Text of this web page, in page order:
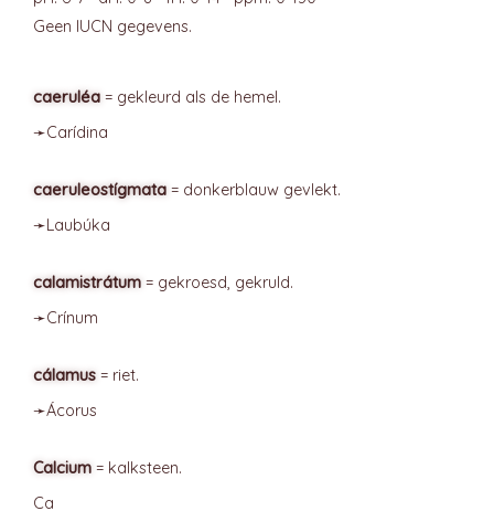
Geen IUCN gegevens.
caeruléa = gekleurd als de hemel.
➛Carídina
caeruleostígmata = donkerblauw gevlekt.
➛Laubúka
calamistrátum = gekroesd, gekruld.
➛Crínum
cálamus = riet.
➛Ácorus
Calcium = kalksteen.
Ca